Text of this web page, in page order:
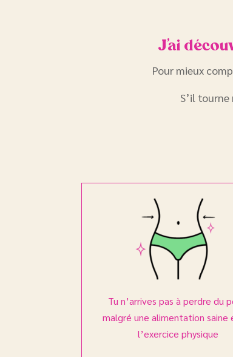
J’ai
Pour mieux
S’il
Tu n’arrives pas à perdre du
malgré une alimentation saine
l’exercice physique